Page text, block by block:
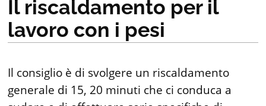
Il riscaldamento per il
lavoro con i pesi
Il consiglio è di svolgere un riscaldamento
generale di 15, 20 minuti che ci conduca a